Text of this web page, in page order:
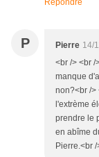
Répondre
P Pierre 14/
<br /> <br /
manque
non?<br />
l'extrème
prendre le
en abîme
Pierre.<br